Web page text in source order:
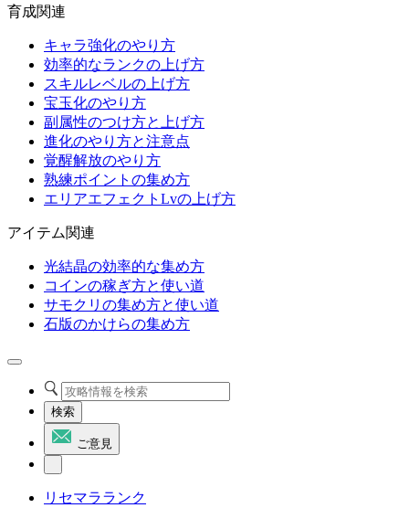
育成関連
キャラ強化のやり方
効率的なランクの上げ方
スキルレベルの上げ方
宝玉化のやり方
副属性のつけ方と上げ方
進化のやり方と注意点
覚醒解放のやり方
熟練ポイントの集め方
エリアエフェクトLvの上げ方
アイテム関連
光結晶の効率的な集め方
コインの稼ぎ方と使い道
サモクリの集め方と使い道
石版のかけらの集め方
検索
ご意見
リセマラランク